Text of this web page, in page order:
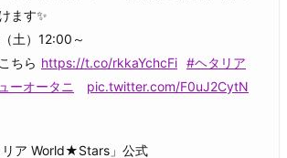
ます✨
土）12:00～
ちら https://t.co/rkkaYchcFi #ヘタリア
ーオータニ
pic.twitter.com/F0uJ2CytN
ア World★Stars」公式